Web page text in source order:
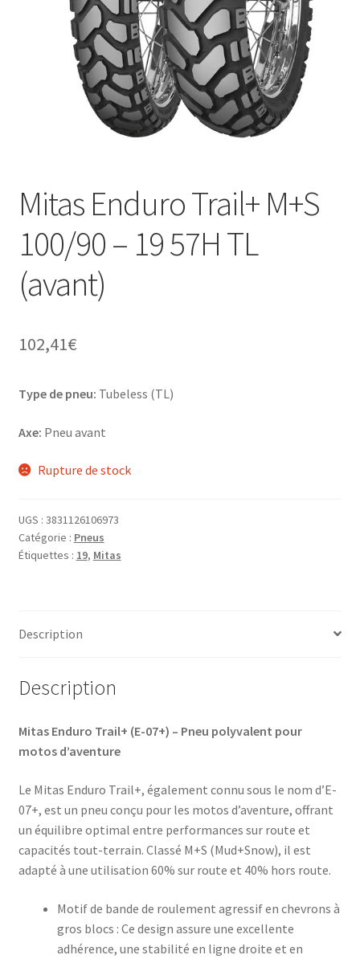
Mitas Enduro Trail+ M+S
100/90 – 19 57H TL
(avant)
102,41€
Type de pneu: Tubeless (TL)
Axe: Pneu avant
Rupture de stock
UGS : 3831126106973
Catégorie : Pneus
Étiquettes : 19, Mitas
Description
Description
Mitas Enduro Trail+ (E-07+) – Pneu polyvalent pour
motos d’aventure
Le Mitas Enduro Trail+, également connu sous le nom d’E-
07+, est un pneu conçu pour les motos d’aventure, offrant
un équilibre optimal entre performances sur route et
capacités tout-terrain. Classé M+S (Mud+Snow), il est
adapté à une utilisation 60% sur route et 40% hors route.
Motif de bande de roulement agressif en chevrons à
gros blocs : Ce design assure une excellente
adhérence, une stabilité en ligne droite et en